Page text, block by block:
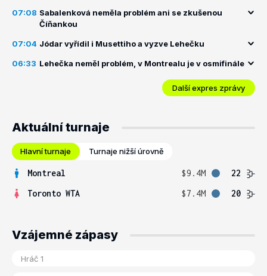
07:08 Sabalenková neměla problém ani se zkušenou
Číňankou
07:04 Jódar vyřídil i Musettiho a vyzve Lehečku
06:33 Lehečka neměl problém, v Montrealu je v osmifinále
Další expres zprávy
Aktuální turnaje
Hlavní turnaje Turnaje nižší úrovně
Montreal $9.4M
22
Toronto WTA
$7.4M 20
Vzájemné zápasy